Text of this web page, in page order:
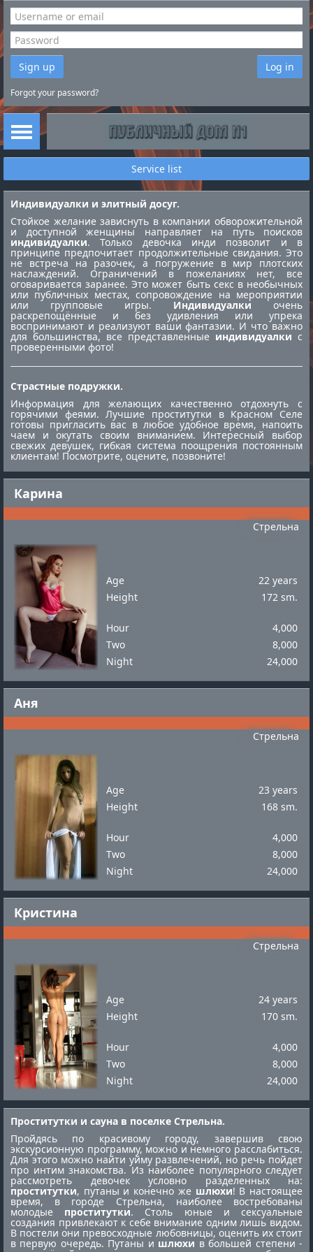
Sign up Log in
Forgot your password?
Service list
Карина
Стрельна
Age
22 years
Height
172 sm.
Hour
4,000
Two
8,000
Night
24,000
Аня
Стрельна
Age
23 years
Height
168 sm.
Hour
4,000
Two
8,000
Night
24,000
Кристина
Стрельна
Age
24 years
Height
170 sm.
Hour
4,000
Two
8,000
Night
24,000
Индивидуалки и элитный досуг.
Стойкое желание зависнуть в компании обворожительной
и доступной женщины направляет на путь поисков
индивидуалки. Только девочка инди позволит и в
принципе предпочитает продолжительные свидания. Это
не встреча на разочек, а погружение в мир плотских
наслаждений. Ограничений в пожеланиях нет, все
оговаривается заранее. Это может быть секс в необычных
или публичных местах, сопровождение на мероприятии
или групповые игры. Индивидуалки очень
раскрепощённые и без удивления или упрека
воспринимают и реализуют ваши фантазии. И что важно
для большинства, все представленные индивидуалки с
проверенными фото!
Страстные подружки.
Информация для желающих качественно отдохнуть с
горячими феями. Лучшиепроститутки в Красном Селе
готовы пригласить вас в любое удобное время, напоить
чаем и окутать своим вниманием. Интересный выбор
свежих девушек, гибкая система поощрения постоянным
клиентам! Посмотрите, оцените, позвоните!
Проститутки и сауна в поселке Стрельна.
Пройдясь по красивому городу, завершив свою
экскурсионную программу, можно и немного расслабиться.
Для этого можно найти уйму развлечений, но речь пойдет
про интим знакомства. Из наиболее популярного следует
рассмотреть девочек условно разделенных на:
проститутки, путаны и конечно же шлюхи! В настоящее
время, в городе Стрельна, наиболее востребованы
молодые проститутки. Столь юные и сексуальные
создания привлекают к себе внимание одним лишь видом.
В постели они превосходные любовницы, оценить их стоит
в первую очередь. Путаны и шлюхи в большей степени -